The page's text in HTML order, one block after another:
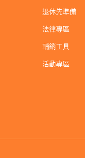
退休先準備
法律專區
輔銷工具
活動專區